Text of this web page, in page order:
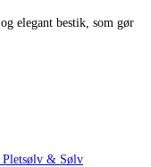
elegant bestik, som gør
Pletsølv & Sølv